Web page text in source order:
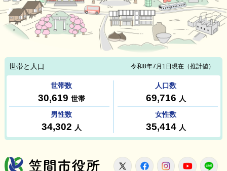
笠間市役所
X FacebookInstagram